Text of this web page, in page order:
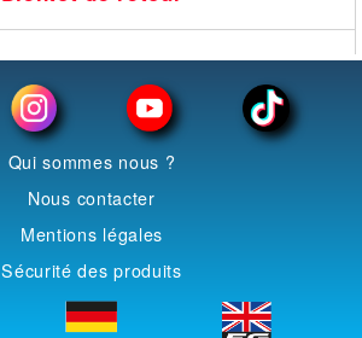
Qui sommes nous ?
Nous contacter
Mentions légales
Sécurité des produits